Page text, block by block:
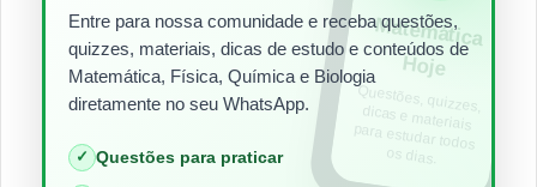
Entre para nossa comunidade e receba questões,
quizzes, materiais, dicas de estudo e conteúdos de
Matemática, Física, Química e Biologia
diretamente no seu WhatsApp.
✓ Questões para praticar
Matem
ática
Hoje
Questões, quizzes,
dicas e materiais
para estudar todos
os dias.